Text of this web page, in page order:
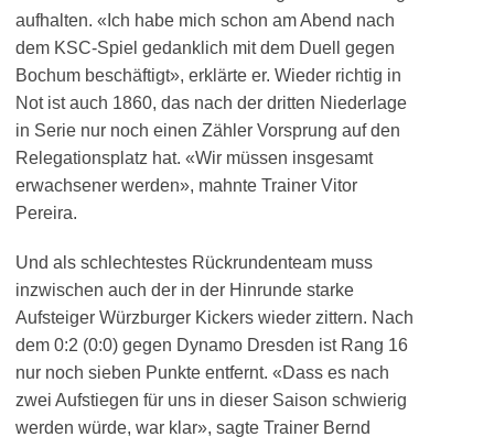
aufhalten. «Ich habe mich schon am Abend nach
dem KSC-Spiel gedanklich mit dem Duell gegen
Bochum beschäftigt», erklärte er. Wieder richtig in
Not ist auch 1860, das nach der dritten Niederlage
in Serie nur noch einen Zähler Vorsprung auf den
Relegationsplatz hat. «Wir müssen insgesamt
erwachsener werden», mahnte Trainer Vitor
Pereira.
Und als schlechtestes Rückrundenteam muss
inzwischen auch der in der Hinrunde starke
Aufsteiger Würzburger Kickers wieder zittern. Nach
dem 0:2 (0:0) gegen Dynamo Dresden ist Rang 16
nur noch sieben Punkte entfernt. «Dass es nach
zwei Aufstiegen für uns in dieser Saison schwierig
werden würde, war klar», sagte Trainer Bernd